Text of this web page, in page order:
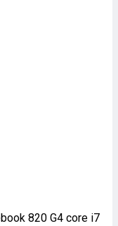
820 G4 core i7